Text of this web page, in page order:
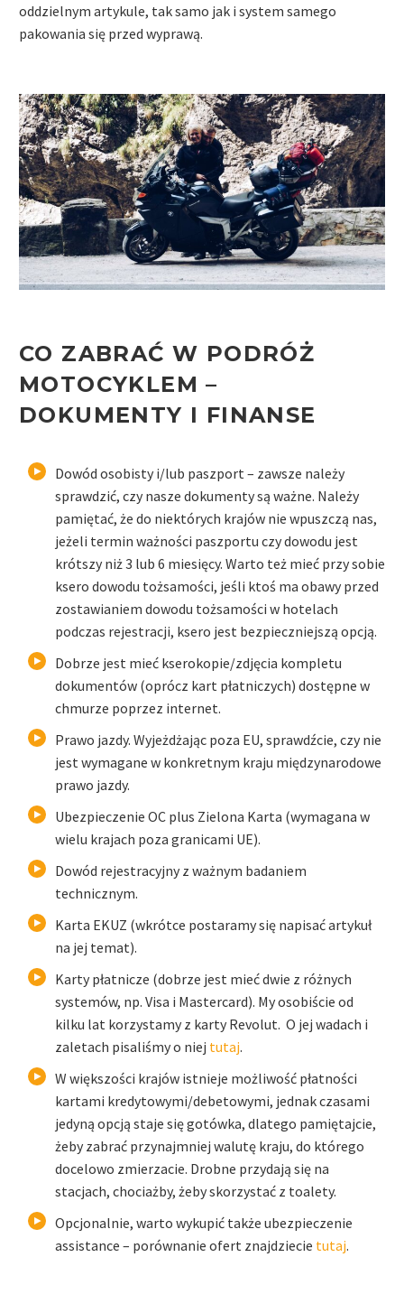
oddzielnym artykule, tak samo jak i system samego
pakowania się przed wyprawą.
CO ZABRAĆ W PODRÓŻ
MOTOCYKLEM –
DOKUMENTY I FINANSE
Dowód osobisty i/lub paszport – zawsze należy
sprawdzić, czy nasze dokumenty są ważne. Należy
pamiętać, że do niektórych krajów nie wpuszczą nas,
jeżeli termin ważności paszportu czy dowodu jest
krótszy niż 3 lub 6 miesięcy. Warto też mieć przy sobie
ksero dowodu tożsamości, jeśli ktoś ma obawy przed
zostawianiem dowodu tożsamości w hotelach
podczas rejestracji, ksero jest bezpieczniejszą opcją.
Dobrze jest mieć kserokopie/zdjęcia kompletu
dokumentów (oprócz kart płatniczych) dostępne w
chmurze poprzez internet.
Prawo jazdy. Wyjeżdżając poza EU, sprawdźcie, czy nie
jest wymagane w konkretnym kraju międzynarodowe
prawo jazdy.
Ubezpieczenie OC plus Zielona Karta (wymagana w
wielu krajach poza granicami UE).
Dowód rejestracyjny z ważnym badaniem
technicznym.
Karta EKUZ (wkrótce postaramy się napisać artykuł
na jej temat).
Karty płatnicze (dobrze jest mieć dwie z różnych
systemów, np. Visa i Mastercard). My osobiście od
kilku lat korzystamy z karty Revolut. O jej wadach i
zaletach pisaliśmy o niej tutaj.
W większości krajów istnieje możliwość płatności
kartami kredytowymi/debetowymi, jednak czasami
jedyną opcją staje się gotówka, dlatego pamiętajcie,
żeby zabrać przynajmniej walutę kraju, do którego
docelowo zmierzacie. Drobne przydają się na
stacjach, chociażby, żeby skorzystać z toalety.
Opcjonalnie, warto wykupić także ubezpieczenie
assistance – porównanie ofert znajdziecie tutaj.